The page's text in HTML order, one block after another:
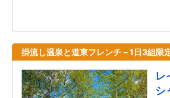
掛流し温泉と道東フレンチ－1日3組限
レ
シ